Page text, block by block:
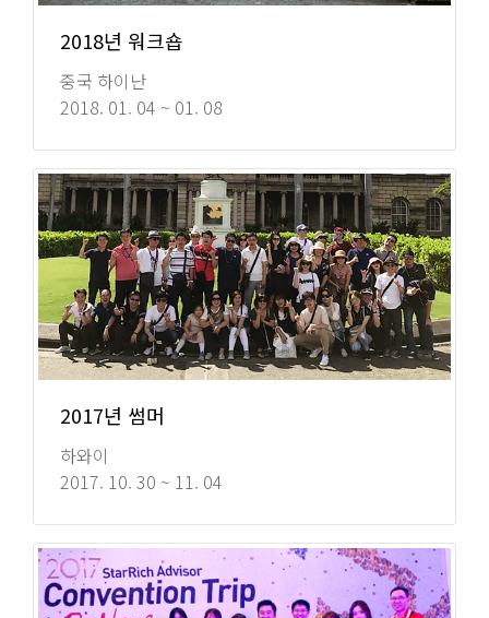
2018년 워크숍
중국 하이난
2018. 01. 04 ~ 01. 08
2017년 썸머
하와이
2017. 10. 30 ~ 11. 04